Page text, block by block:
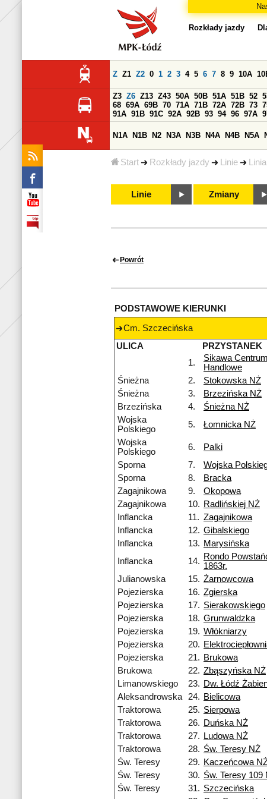
Start Rozkłady jazdy Linie
Rozkłady jazdy
Z Z1 Z2 0 1 2 3 4 5 6 7 8 9 10A
Z3 Z6 Z13 Z43 50A 50B 51A 51B 52
68 69A 69B 70 71A 71B 72A 72B 73
91A 91B 91C 92A 92B 93 94 96 97A
N1A N1B N2 N3A N3B N4A N4B N5A
Linie Zmiany
Powrót
PODSTAWOWE KIERUNKI
Cm. Szczecińska
ULICA
PRZYSTANEK
1.
Sikawa Centrum
Handlowe
Śnieżna 2. Stokowska NŻ
Śnieżna
3. Brzezińska NŻ
Brzezińska
4. Śnieżna NŻ
Wojska
Polskiego
5. Łomnicka NŻ
Wojska
Polskiego
6. Palki
Sporna 7. Wojska
Sporna
8. Bracka
Zagajnikowa
9. Okopowa
Zagajnikowa
10. Radlińskiej NŻ
Inflancka
11. Zagajnikowa
Inflancka
12. Gibalskiego
Inflancka
13. Marysińska
Inflancka
14. Rondo
1863r.
Julianowska 15. Żarnowcowa
Pojezierska
16. Zgierska
Pojezierska
17. Sierakowskiego
Pojezierska
18. Grunwaldzka
Pojezierska
19. Włókniarzy
Pojezierska
20.
Pojezierska
21. Brukowa
Brukowa
22. Zbąszyńska NŻ
Limanowskiego
23. Dw. Łódź
Aleksandrowska
24. Bielicowa
Traktorowa
25. Sierpowa
Traktorowa
26. Duńska NŻ
Traktorowa
27. Ludowa NŻ
Traktorowa
28. Św. Teresy NŻ
Św. Teresy
29. Kaczeńcowa
Św. Teresy
30. Św. Teresy 109
Św. Teresy
31. Szczecińska